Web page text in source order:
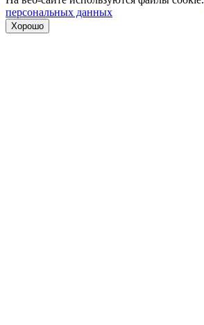
персональных данных
Хорошо